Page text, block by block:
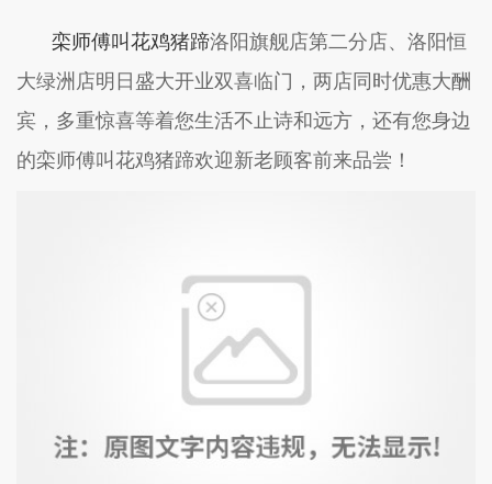
栾师傅叫花鸡猪蹄洛阳旗舰店第二分店、洛阳恒
大绿洲店明日盛大开业双喜临门，两店同时优惠大酬
宾，多重惊喜等着您生活不止诗和远方，还有您身边
的栾师傅叫花鸡猪蹄欢迎新老顾客前来品尝！